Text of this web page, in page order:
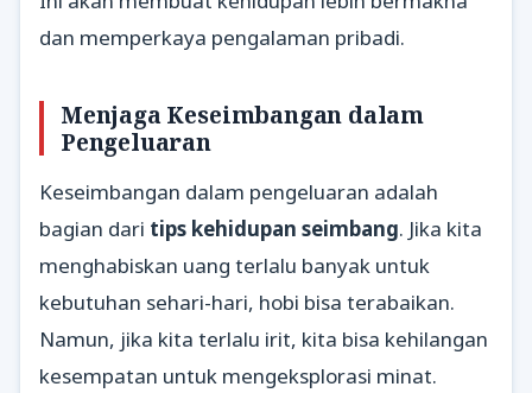
dan memperkaya pengalaman pribadi.
Menjaga Keseimbangan dalam
Pengeluaran
Keseimbangan dalam pengeluaran adalah
bagian dari tips kehidupan seimbang. Jika kita
menghabiskan uang terlalu banyak untuk
kebutuhan sehari-hari, hobi bisa terabaikan.
Namun, jika kita terlalu irit, kita bisa kehilangan
kesempatan untuk mengeksplorasi minat.